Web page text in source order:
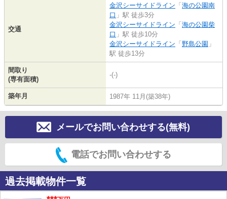
交通
金沢シーサイドライン 「 海の公園南
口 」駅 徒歩3分
金沢シーサイドライン 「 海の公園柴
口 」駅 徒歩10分
金沢シーサイドライン 「 野島公園 」
駅 徒歩13分
間取り
(専有面積)
-(-)
築年月 1987年 11月(築38年)
メールでお問い合わせする(無料)
電話でお問い合わせする
過去掲載物件一覧